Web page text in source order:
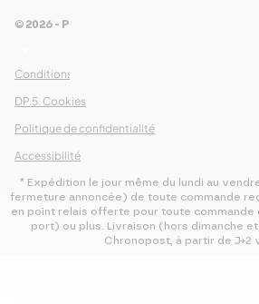
Conditions Générales de Ventes
DP.5. Cookies
Politique de confidentialité
Accessibilité
© 2026 - Pour Les Gourmets
* Expédition le jour même du lundi au
fermeture annoncée) de toute commande
en point relais offerte pour toute commande
port) ou plus. Livraison (hors dimanche
Chronopost, à partir de J+2